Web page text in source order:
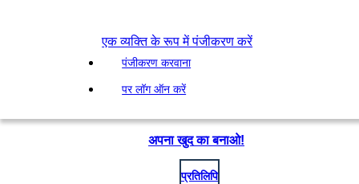
एक व्यक्ति के रूप में पंजीकरण करें
पंजीकरण करवाना
पर लॉग ऑन करें
अपना खुद का बनाओ!
प्रतिलिपि